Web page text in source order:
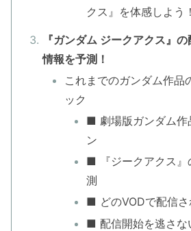
クス』を体感しよう！
『ガンダム ジークアクス』
情報を予測！
これまでのガンダム作品
ック
■ 劇場版ガンダム作
ン
■ 『ジークアクス』
測
■ どのVODで配信さ
■ 配信開始を逃さな